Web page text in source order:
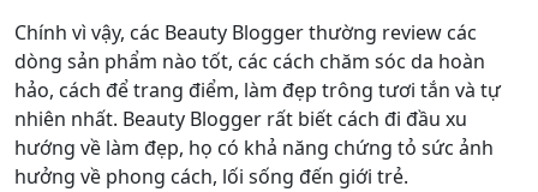
Chính vì vậy, các Beauty Blogger thường review các
dòng sản phẩm nào tốt, các cách chăm sóc da hoàn
hảo, cách để trang điểm, làm đẹp trông tươi tắn và tự
nhiên nhất. Beauty Blogger rất biết cách đi đầu xu
hướng về làm đẹp, họ có khả năng chứng tỏ sức ảnh
hưởng về phong cách, lối sống đến giới trẻ.